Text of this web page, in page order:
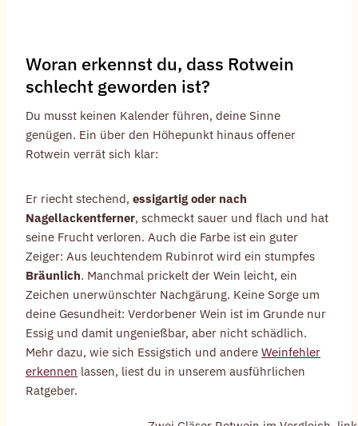
Woran erkennst du, dass Rotwein
schlecht geworden ist?
Du musst keinen Kalender führen, deine Sinne
genügen. Ein über den Höhepunkt hinaus offener
Rotwein verrät sich klar:
Er riecht stechend, essigartig oder nach
Nagellackentferner, schmeckt sauer und flach und hat
seine Frucht verloren. Auch die Farbe ist ein guter
Zeiger: Aus leuchtendem Rubinrot wird ein stumpfes
Bräunlich. Manchmal prickelt der Wein leicht, ein
Zeichen unerwünschter Nachgärung. Keine Sorge um
deine Gesundheit: Verdorbener Wein ist im Grunde nur
Essig und damit ungenießbar, aber nicht schädlich.
Mehr dazu, wie sich Essigstich und andere Weinfehler
erkennen lassen, liest du in unserem ausführlichen
Ratgeber.